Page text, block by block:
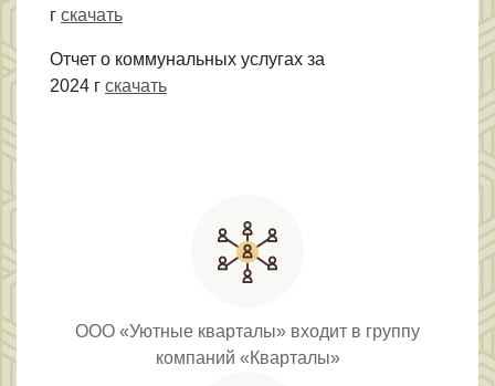
г скачать
Отчет о коммунальных услугах за
2024 г скачать
ООО «Уютные кварталы» входит в группу
компаний «Кварталы»